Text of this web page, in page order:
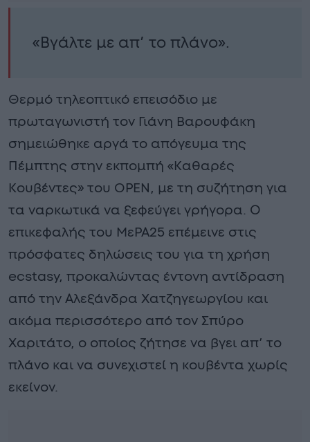
«Βγάλτε με απ’ το πλάνο».
Θερμό τηλεοπτικό επεισόδιο με
πρωταγωνιστή τον Γιάνη Βαρουφάκη
σημειώθηκε αργά το απόγευμα της
Πέμπτης στην εκπομπή «Καθαρές
Κουβέντες» του OPEN, με τη συζήτηση για
τα ναρκωτικά να ξεφεύγει γρήγορα. Ο
επικεφαλής του ΜεΡΑ25 επέμεινε στις
πρόσφατες δηλώσεις του για τη χρήση
ecstasy, προκαλώντας έντονη αντίδραση
από την Αλεξάνδρα Χατζηγεωργίου και
ακόμα περισσότερο από τον Σπύρο
Χαριτάτο, ο οποίος ζήτησε να βγει απ’ το
πλάνο και να συνεχιστεί η κουβέντα χωρίς
εκείνον.